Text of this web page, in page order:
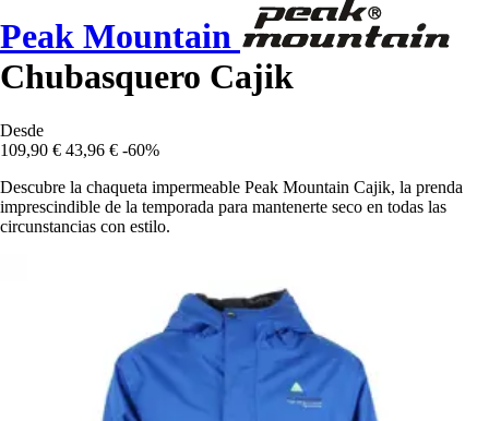
Peak Mountain
Chubasquero Cajik
Desde
109,90 € 43,96 € -60%
Descubre la chaqueta impermeable Peak Mountain Cajik, la prenda
imprescindible de la temporada para mantenerte seco en todas las
circunstancias con estilo.